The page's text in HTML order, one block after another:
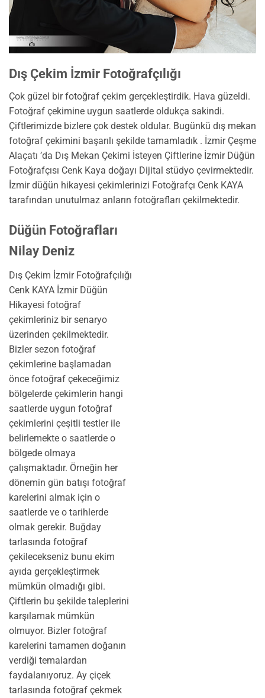
Dış Çekim İzmir Fotoğrafçılığı
Çok güzel bir fotoğraf çekim gerçekleştirdik. Hava güzeldi.
Fotoğraf çekimine uygun saatlerde oldukça sakindi.
Çiftlerimizde bizlere çok destek oldular. Bugünkü dış mekan
fotoğraf çekimini başarılı şekilde tamamladık . İzmir Çeşme
Alaçatı ’da Dış Mekan Çekimi İsteyen Çiftlerine İzmir Düğün
Fotoğrafçısı Cenk Kaya doğayı Dijital stüdyo çevirmektedir.
İzmir düğün hikayesi çekimlerinizi Fotoğrafçı Cenk KAYA
tarafından unutulmaz anların fotoğrafları çekilmektedir.
Düğün Fotoğrafları
Nilay Deniz
Dış Çekim İzmir Fotoğrafçılığı
Cenk KAYA İzmir Düğün
Hikayesi fotoğraf
çekimleriniz bir senaryo
üzerinden çekilmektedir.
Bizler sezon fotoğraf
çekimlerine başlamadan
önce fotoğraf çekeceğimiz
bölgelerde çekimlerin hangi
saatlerde uygun fotoğraf
çekimlerini çeşitli testler ile
belirlemekte o saatlerde o
bölgede olmaya
çalışmaktadır. Örneğin her
dönemin gün batışı fotoğraf
karelerini almak için o
saatlerde ve o tarihlerde
olmak gerekir. Buğday
tarlasında fotoğraf
çekilecekseniz bunu ekim
ayıda gerçekleştirmek
mümkün olmadığı gibi.
Çiftlerin bu şekilde taleplerini
karşılamak mümkün
olmuyor. Bizler fotoğraf
karelerini tamamen doğanın
verdiği temalardan
faydalanıyoruz. Ay çiçek
tarlasında fotoğraf çekmek